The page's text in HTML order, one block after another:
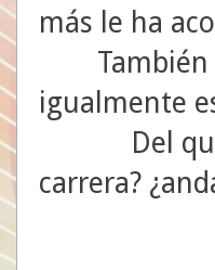
más le ha
También
igualmente
Del que
carrera?